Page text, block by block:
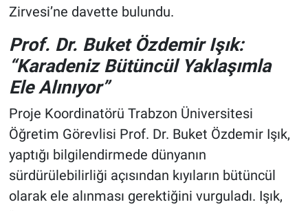
Zirvesi’ne davette bulundu.
Prof. Dr. Buket Özdemir Işık:
“Karadeniz Bütüncül Yaklaşımla
Ele Alınıyor”
Proje Koordinatörü Trabzon Üniversitesi
Öğretim Görevlisi Prof. Dr. Buket Özdemir Işık,
yaptığı bilgilendirmede dünyanın
sürdürülebilirliği açısından kıyıların bütüncül
olarak ele alınması gerektiğini vurguladı. Işık,